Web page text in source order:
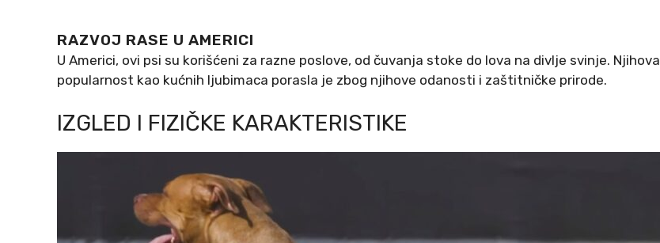
RAZVOJ RASE U AMERICI
U Americi, ovi psi su korišćeni za razne poslove, od čuvanja stoke do lova na divlje svinje. Njihova
popularnost kao kućnih ljubimaca porasla je zbog njihove odanosti i zaštitničke prirode.
IZGLED I FIZIČKE KARAKTERISTIKE